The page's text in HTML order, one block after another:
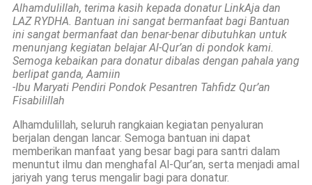
Alhamdulillah, terima kasih kepada donatur LinkAja dan
LAZ RYDHA. Bantuan ini sangat bermanfaat bagi Bantuan
ini sangat bermanfaat dan benar-benar dibutuhkan untuk
menunjang kegiatan belajar Al-Qur’an di pondok kami.
Semoga kebaikan para donatur dibalas dengan pahala yang
berlipat ganda, Aamiin
-Ibu Maryati Pendiri Pondok Pesantren Tahfidz Qur’an
Fisabilillah
Alhamdulillah, seluruh rangkaian kegiatan penyaluran
berjalan dengan lancar. Semoga bantuan ini dapat
memberikan manfaat yang besar bagi para santri dalam
menuntut ilmu dan menghafal Al-Qur’an, serta menjadi amal
jariyah yang terus mengalir bagi para donatur.